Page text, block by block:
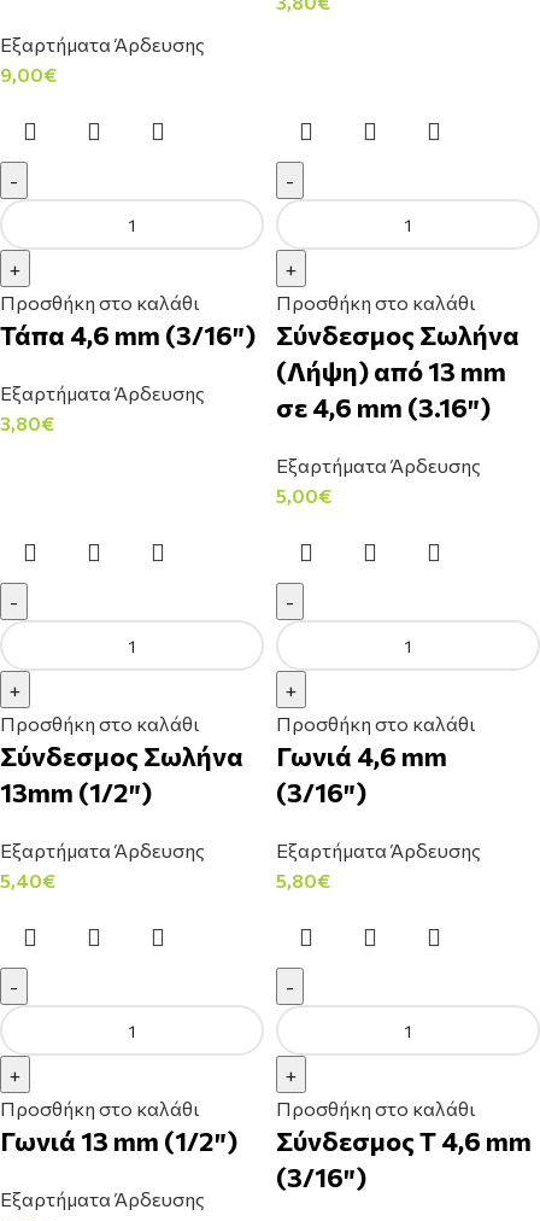
Εξαρτήματα Άρδευσης
9,00€
Προσθήκη στο καλάθι
Τάπα 4,6 mm (3/16″)
Εξαρτήματα Άρδευσης
3,80€
Προσθήκη στο καλάθι
Σύνδεσμος Σωλήνα
(Λήψη) από 13 mm
σε 4,6 mm (3.16″)
Εξαρτήματα Άρδευσης
5,00€
Προσθήκη στο καλάθι
Σύνδεσμος Σωλήνα
13mm (1/2″)
Εξαρτήματα Άρδευσης
5,40€
Προσθήκη στο καλάθι
Γωνιά 4,6 mm
(3/16″)
Εξαρτήματα Άρδευσης
5,80€
Προσθήκη στο καλάθι
Γωνιά 13 mm (1/2″)
Εξαρτήματα Άρδευσης
Προσθήκη στο καλάθι
Σύνδεσμος Τ 4,6 mm
(3/16″)